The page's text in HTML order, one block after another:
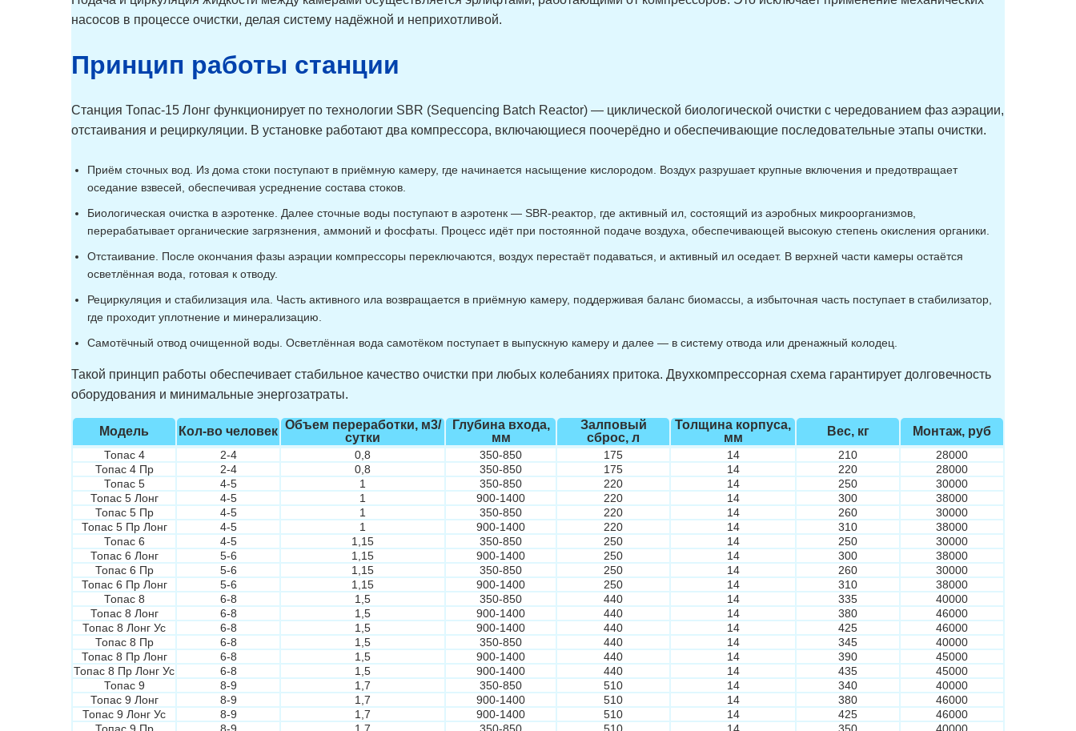
насосов в процессе очистки, делая систему надёжной и неприхотливой.
Принцип работы станции
Станция Топас-15 Лонг функционирует по технологии SBR (Sequencing Batch Reactor) — циклической биологической очистки с чередованием фаз аэрации,
отстаивания и рециркуляции. В установке работают два компрессора, включающиеся поочерёдно и обеспечивающие последовательные этапы очистки.
Приём сточных вод. Из дома стоки поступают в приёмную камеру, где начинается насыщение кислородом. Воздух разрушает крупные включения и предотвращает
оседание взвесей, обеспечивая усреднение состава стоков.
Биологическая очистка в аэротенке. Далее сточные воды поступают в аэротенк — SBR-реактор, где активный ил, состоящий из аэробных микроорганизмов,
перерабатывает органические загрязнения, аммоний и фосфаты. Процесс идёт при постоянной подаче воздуха, обеспечивающей высокую степень окисления органики.
Отстаивание. После окончания фазы аэрации компрессоры переключаются, воздух перестаёт подаваться, и активный ил оседает. В верхней части камеры остаётся
осветлённая вода, готовая к отводу.
Рециркуляция и стабилизация ила. Часть активного ила возвращается в приёмную камеру, поддерживая баланс биомассы, а избыточная часть поступает в стабилизатор,
где проходит уплотнение и минерализацию.
Самотёчный отвод очищенной воды. Осветлённая вода самотёком поступает в выпускную камеру и далее — в систему отвода или дренажный колодец.
Такой принцип работы обеспечивает стабильное качество очистки при любых колебаниях притока. Двухкомпрессорная схема гарантирует долговечность
оборудования и минимальные энергозатраты.
Модель Кол-во человек Объем переработки, м3/
сутки
Глубина входа,
мм
Залповый
сброс, л
Толщина корпуса,
мм
Вес, кг Монтаж, руб
Топас 4 2-4 0,8 350-850 175 14 210
28000
Топас 4 Пр
2-4 0,8 350-850 175 14 220
28000
Топас 5
4-5 1 350-850 220 14 250
30000
Топас 5 Лонг
4-5 1 900-1400 220 14 300
38000
Топас 5 Пр
4-5 1 350-850 220 14 260
30000
Топас 5 Пр Лонг
4-5 1 900-1400 220 14 310
38000
Топас 6
4-5 1,15 350-850 250 14 250
30000
Топас 6 Лонг
5-6 1,15 900-1400 250 14 300
38000
Топас 6 Пр
5-6 1,15 350-850 250 14 260
30000
Топас 6 Пр Лонг
5-6 1,15 900-1400 250 14 310
38000
Топас 8
6-8 1,5 350-850 440 14 335
40000
Топас 8 Лонг
6-8 1,5 900-1400 440 14 380
46000
Топас 8 Лонг Ус
6-8 1,5 900-1400 440 14 425
46000
Топас 8 Пр
6-8 1,5 350-850 440 14 345
40000
Топас 8 Пр Лонг
6-8 1,5 900-1400 440 14 390
45000
Топас 8 Пр Лонг Ус
6-8 1,5 900-1400 440 14 435
45000
Топас 9
8-9 1,7 350-850 510 14 340
40000
Топас 9 Лонг
8-9 1,7 900-1400 510 14 380
46000
Топас 9 Лонг Ус
8-9 1,7 900-1400 510 14 425
46000